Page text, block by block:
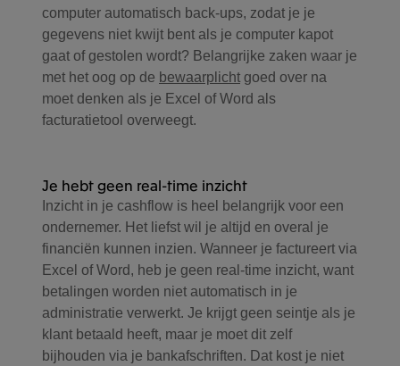
computer automatisch back-ups, zodat je je
gegevens niet kwijt bent als je computer kapot
gaat of gestolen wordt? Belangrijke zaken waar je
met het oog op de bewaarplicht goed over na
moet denken als je Excel of Word als
facturatietool overweegt.
Je hebt geen real-time inzicht
Inzicht in je cashflow is heel belangrijk voor een
ondernemer. Het liefst wil je altijd en overal je
financiën kunnen inzien. Wanneer je factureert via
Excel of Word, heb je geen real-time inzicht, want
betalingen worden niet automatisch in je
administratie verwerkt. Je krijgt geen seintje als je
klant betaald heeft, maar je moet dit zelf
bijhouden via je bankafschriften. Dat kost je niet